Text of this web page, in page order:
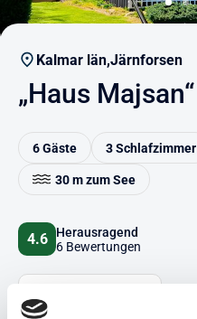
Kalmar län,Järnforsen
„Haus Majsan“
6 Gäste 3 Schlafzimmer
30 m zum See
4.6
Herausragend
6 Bewertungen